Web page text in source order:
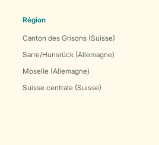
Région
Canton des Grisons (Suisse)
Sarre/Hunsrück (Allemagne)
Moselle (Allemagne)
Suisse centrale (Suisse)